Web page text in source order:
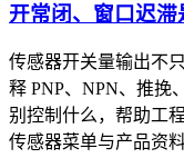
开常闭、窗口迟滞
传感器开关量输出不
释 PNP、NPN、推挽
别控制什么，帮助工
传感器菜单与产品资料